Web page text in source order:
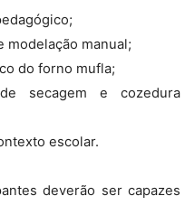
modelação manual;
do forno mufla;
secagem e cozedura
escolar.
deverão ser capazes